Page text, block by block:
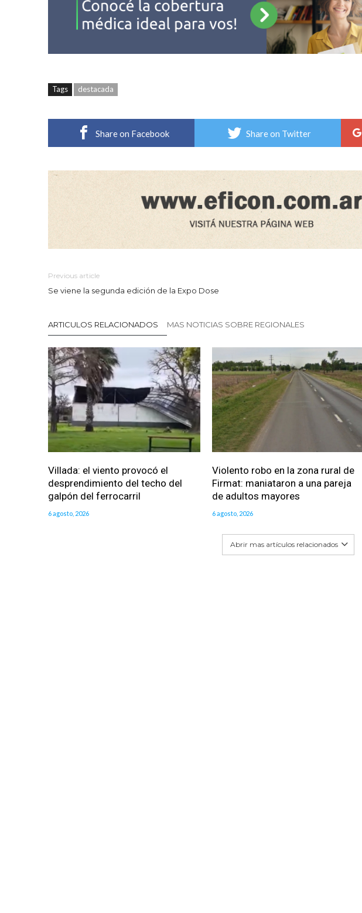
Tags destacada
Share on Facebook Share on Twitter
Previous article
Se viene la segunda edición de la Expo Dose
ARTICULOS RELACIONADOS MAS NOTICIAS SOBRE REGIONALES
Villada: el viento provocó el
desprendimiento del techo del
galpón del ferrocarril
6 agosto, 2026
Violento robo en la zona rural de
Firmat: maniataron a una pareja
de adultos mayores
6 agosto, 2026
Abrir mas artículos relacionados